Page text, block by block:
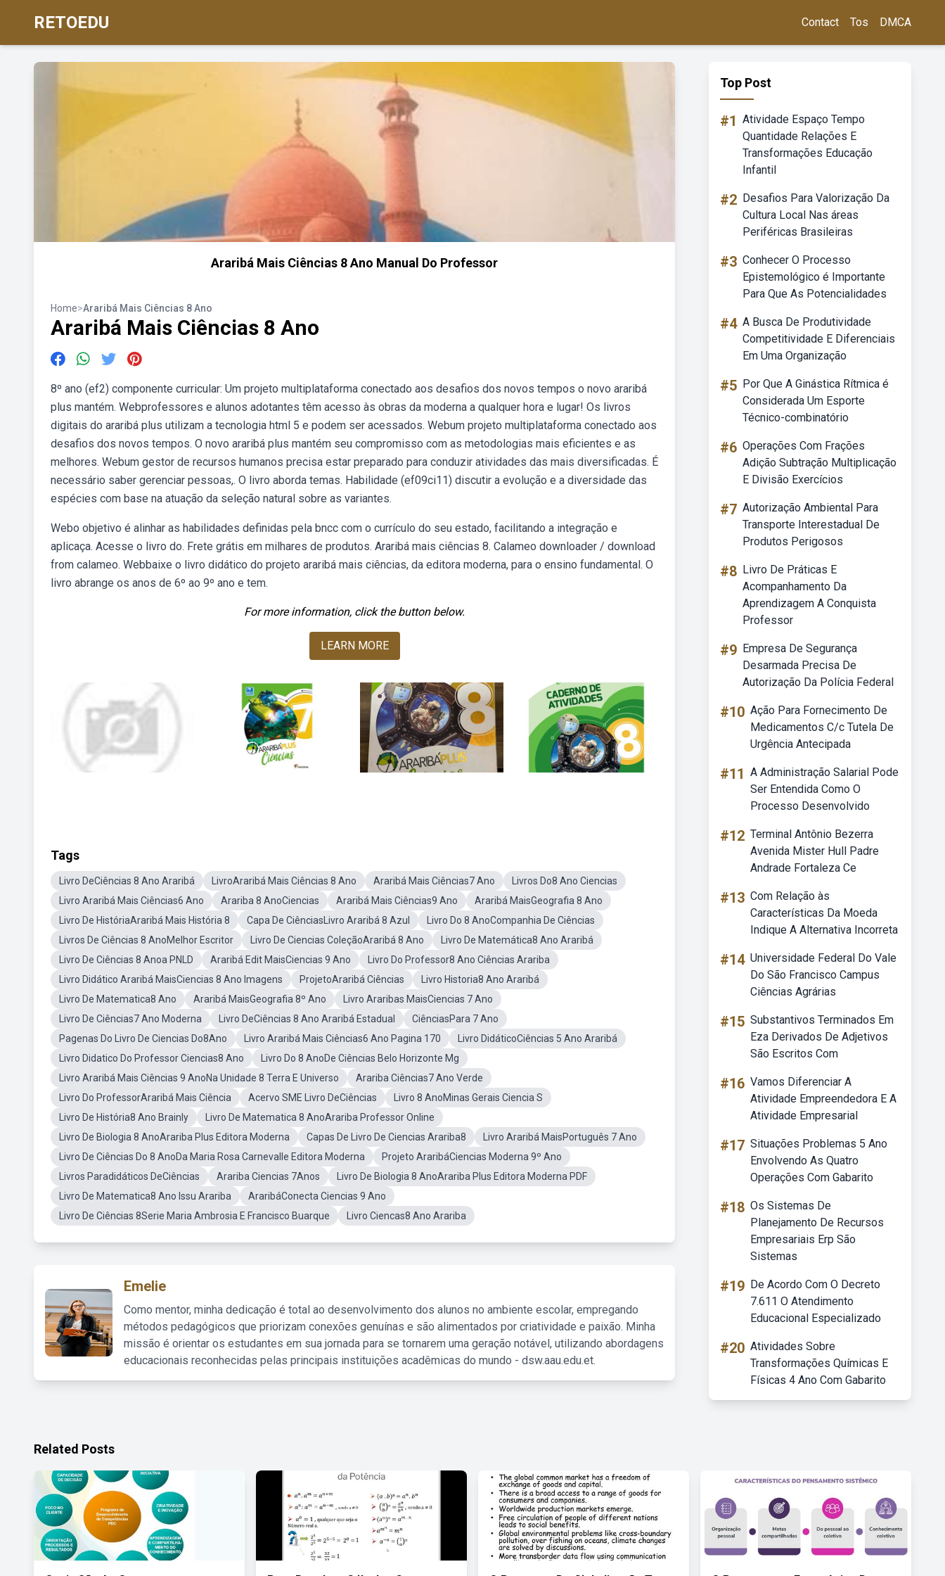
RETOEDU Contact Tos DMCA
Araribá Mais Ciências 8 Ano Manual Do Professor
Home>Araribá Mais Ciências 8 Ano
Araribá Mais Ciências 8 Ano
8º ano (ef2) componente curricular: Um projeto multiplataforma conectado aos desafios dos novos tempos o novo araribá
plus mantém. Webprofessores e alunos adotantes têm acesso às obras da moderna a qualquer hora e lugar! Os livros
digitais do araribá plus utilizam a tecnologia html 5 e podem ser acessados. Webum projeto multiplataforma conectado aos
desafios dos novos tempos. O novo araribá plus mantém seu compromisso com as metodologias mais eficientes e as
melhores. Webum gestor de recursos humanos precisa estar preparado para conduzir atividades das mais diversificadas. É
necessário saber gerenciar pessoas,. O livro aborda temas. Habilidade (ef09ci11) discutir a evolução e a diversidade das
espécies com base na atuação da seleção natural sobre as variantes.
Webo objetivo é alinhar as habilidades definidas pela bncc com o currículo do seu estado, facilitando a integração e
aplicaça. Acesse o livro do. Frete grátis em milhares de produtos. Araribá mais ciências 8. Calameo downloader / download
from calameo. Webbaixe o livro didático do projeto araribá mais ciências, da editora moderna, para o ensino fundamental. O
livro abrange os anos de 6º ao 9º ano e tem.
For more information, click the button below.
LEARN MORE
Tags
Livro DeCiências 8 Ano Araribá LivroAraribá Mais Ciências 8 Ano Araribá Mais Ciências7 Ano
Livros Do8 Ano Ciencias
Livro Araribá Mais Ciências6 Ano
Arariba 8 AnoCiencias Araribá Mais Ciências9 Ano
Araribá MaisGeografia 8 Ano
Livro De HistóriaAraribá Mais História 8
Capa De CiênciasLivro Araribá 8 Azul
Livro Do 8 AnoCompanhia De Ciências
Livros De Ciências 8 AnoMelhor Escritor
Livro De Ciencias ColeçãoAraribá 8 Ano
Livro De Matemática8 Ano Araribá
Livro De Ciências 8 Anoa PNLD
Araribá Edit MaisCiencias 9 Ano
Livro Do Professor8 Ano Ciências Arariba
Livro Didático Araribá MaisCiencias 8 Ano Imagens
ProjetoAraribá Ciências
Livro Historia8 Ano Araribá
Livro De Matematica8 Ano
Araribá MaisGeografia 8º Ano
Livro Araribas MaisCiencias 7 Ano
Livro De Ciências7 Ano Moderna
Livro DeCiências 8 Ano Araribá Estadual
CiênciasPara 7 Ano
Pagenas Do Livro De Ciencias Do8Ano
Livro Araribá Mais Ciências6 Ano Pagina 170
Livro DidáticoCiências 5 Ano Araribá
Livro Didatico Do Professor Ciencias8 Ano
Livro Do 8 AnoDe Ciências Belo Horizonte Mg
Livro Araribá Mais Ciências 9 AnoNa Unidade 8 Terra E Universo
Arariba Ciências7 Ano Verde
Livro Do ProfessorAraribá Mais Ciência
Acervo SME Livro DeCiências
Livro 8 AnoMinas Gerais Ciencia S
Livro De História8 Ano Brainly
Livro De Matematica 8 AnoArariba Professor Online
Livro De Biologia 8 AnoArariba Plus Editora Moderna
Capas De Livro De Ciencias Arariba8
Livro Araribá MaisPortuguês 7 Ano
Livro De Ciências Do 8 AnoDa Maria Rosa Carnevalle Editora Moderna
Projeto AraribáCiencias Moderna 9º Ano
Livros Paradidáticos DeCiências
Arariba Ciencias 7Anos
Livro De Biologia 8 AnoArariba Plus Editora Moderna PDF
Livro De Matematica8 Ano Issu Arariba
AraribáConecta Ciencias 9 Ano
Livro De Ciências 8Serie Maria Ambrosia E Francisco Buarque
Livro Ciencas8 Ano Arariba
Emelie
Como mentor, minha dedicação é total ao desenvolvimento dos alunos no ambiente escolar, empregando
métodos pedagógicos que priorizam conexões genuínas e são alimentados por criatividade e paixão. Minha
missão é orientar os estudantes em sua jornada para se tornarem uma geração notável, utilizando abordagens
educacionais reconhecidas pelas principais instituições acadêmicas do mundo - dsw.aau.edu.et.
Top Post
#1 Atividade Espaço Tempo
Quantidade Relações E
Transformações Educação
Infantil
#2 Desafios Para Valorização Da
Cultura Local Nas áreas
Periféricas Brasileiras
#3 Conhecer O Processo
Epistemológico é Importante
Para Que As Potencialidades
#4 A Busca De Produtividade
Competitividade E Diferenciais
Em Uma Organização
#5 Por Que A Ginástica Rítmica é
Considerada Um Esporte
Técnico-combinatório
#6 Operações Com Frações
Adição Subtração Multiplicação
E Divisão Exercícios
#7 Autorização Ambiental Para
Transporte Interestadual De
Produtos Perigosos
#8 Livro De Práticas E
Acompanhamento Da
Aprendizagem A Conquista
Professor
#9 Empresa De Segurança
Desarmada Precisa De
Autorização Da Polícia Federal
#10 Ação Para Fornecimento De
Medicamentos C/c Tutela De
Urgência Antecipada
#11 A Administração Salarial Pode
Ser Entendida Como O
Processo Desenvolvido
#12 Terminal Antônio Bezerra
Avenida Mister Hull Padre
Andrade Fortaleza Ce
#13 Com Relação às
Características Da Moeda
Indique A Alternativa Incorreta
#14 Universidade Federal Do Vale
Do São Francisco Campus
Ciências Agrárias
#15 Substantivos Terminados Em
Eza Derivados De Adjetivos
São Escritos Com
#16 Vamos Diferenciar A
Atividade Empreendedora E A
Atividade Empresarial
#17 Situações Problemas 5 Ano
Envolvendo As Quatro
Operações Com Gabarito
#18 Os Sistemas De
Planejamento De Recursos
Empresariais Erp São
Sistemas
#19 De Acordo Com O Decreto
7.611 O Atendimento
Educacional Especializado
#20 Atividades Sobre
Transformações Químicas E
Físicas 4 Ano Com Gabarito
Related Posts